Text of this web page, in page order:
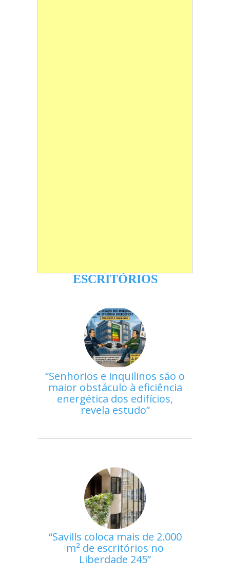
ESCRITÓRIOS
Senhorios e inquilinos são o
maior obstáculo à eficiência
energética dos edifícios,
revela estudo
Savills coloca mais de 2.000
m² de escritórios no
Liberdade 245